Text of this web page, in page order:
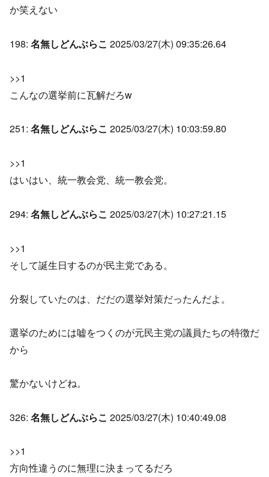
か笑えない
198: 名無しどんぶらこ 2025/03/27(木) 09:35:26.64
>>1
こんなの選挙前に瓦解だろw
251: 名無しどんぶらこ 2025/03/27(木) 10:03:59.80
>>1
はいはい、統一教会党、統一教会党。
294: 名無しどんぶらこ 2025/03/27(木) 10:27:21.15
>>1
そして誕生日するのが民主党である。
分裂していたのは、だだの選挙対策だったんだよ。
選挙のためには嘘をつくのが元民主党の議員たちの特徴だ
から
驚かないけどね。
326: 名無しどんぶらこ 2025/03/27(木) 10:40:49.08
>>1
方向性違うのに無理に決まってるだろ